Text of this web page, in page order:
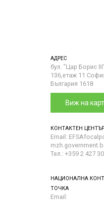
АДРЕС
бул. "Цар Борис
136,етаж 11
България 1618
Виж на
КОНТАКТЕН ЦЕНТЪР
Email:
Тел.: +359 2 427
НАЦИОНАЛНА
ТОЧКА
Email: